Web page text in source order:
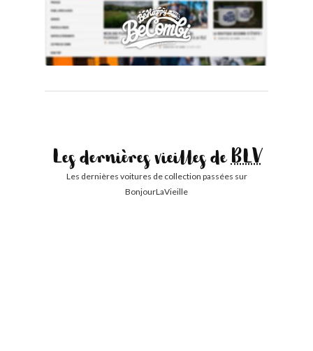
Les dernières vieilles deBLV
Les dernières voitures de collection passées sur
BonjourLaVieille